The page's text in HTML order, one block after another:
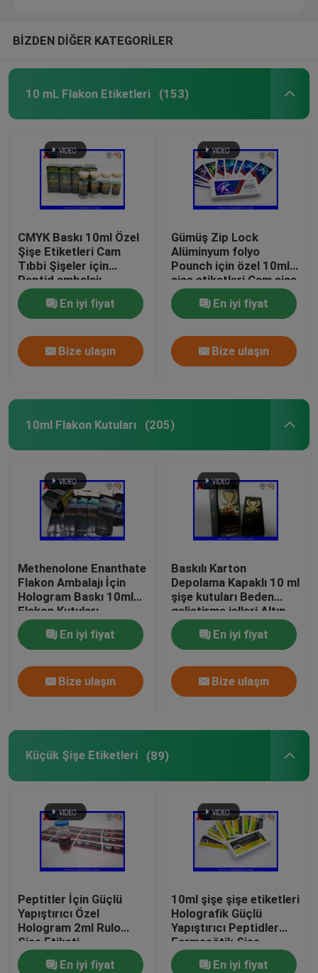
BİZDEN DİĞER KATEGORİLER
10 mL Flakon Etiketleri (153)
CMYK Baskı 10ml Özel
Şişe Etiketleri Cam
Tıbbi Şişeler için
Peptid ambalajı
En iyi fiyat
Bize ulaşın
Gümüş Zip Lock
Alüminyum folyo
Pounch için özel 10ml
şişe etiketleri Cam şişe
etiketleri baskı
En iyi fiyat
Bize ulaşın
10ml Flakon Kutuları (205)
Methenolone Enanthate
Flakon Ambalajı İçin
Hologram Baskı 10ml
Flakon Kutuları
En iyi fiyat
Bize ulaşın
Baskılı Karton
Depolama Kapaklı 10 ml
şişe kutuları Beden
geliştirme jelleri Altın
folyo ambalaj Altın
folyo / hologram etkisi
En iyi fiyat
Bize ulaşın
Küçük Şişe Etiketleri (89)
Peptitler İçin Güçlü
Yapıştırıcı Özel
Hologram 2ml Rulo
Şişe Etiketi
En iyi fiyat
10ml şişe şişe etiketleri
Holografik Güçlü
Yapıştırıcı Peptidler
Farmasötik Şişe
Etiketleri 25x60mm
En iyi fiyat